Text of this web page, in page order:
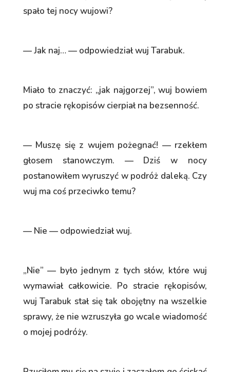
spało tej nocy wujowi?
— Jak naj… — odpowiedział wuj Tarabuk.
Miało to znaczyć: „jak najgorzej”, wuj bowiem
po stracie rękopisów cierpiał na bezsenność.
— Muszę się z wujem pożegnać! — rzekłem
głosem stanowczym. — Dziś w nocy
postanowiłem wyruszyć w podróż daleką. Czy
wuj ma coś przeciwko temu?
— Nie — odpowiedział wuj.
„Nie” — było jednym z tych słów, które wuj
wymawiał całkowicie. Po stracie rękopisów,
wuj Tarabuk stał się tak obojętny na wszelkie
sprawy, że nie wzruszyła go wcale wiadomość
o mojej podróży.